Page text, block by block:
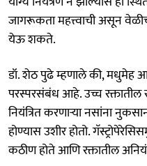
जागरूकता महत्त्वाची असून
येऊ शकते.
डॉ. शेठ पुढे म्हणाले की, मधुमेह
परस्परसंबंध आहे. उच्च रक्तातील
नियंत्रित करणाऱ्या नसांना
होण्यास उशीर होतो.
कठीण होते आणि रक्तातील